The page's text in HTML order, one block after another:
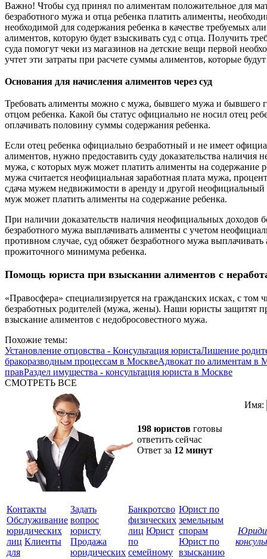
Важно! Чтобы суд принял по алиментам положительное для
безработного мужа и отца ребенка платить алименты,
необходимой для содержания ребенка в качестве требуемых
алиментов, которую будет взыскивать суд с отца. Получить
суда помогут чеки из магазинов на детские вещи первой
учтет эти затраты при расчете суммы алиментов, которые
Основания для начисления алиментов через суд
Требовать алименты можно с мужа, бывшего мужа и бывшего
отцом ребенка. Какой бы статус официально не носил отец
оплачивать половину суммы содержания ребенка.
Если отец ребенка официально безработный и не имеет
алиментов, нужно предоставить суду доказательства наличия
мужа, с которых муж может платить алименты на содержание
мужа считается неофициальная заработная плата мужа,
сдача мужем недвижимости в аренду и другой неофициальный
муж может платить алименты на содержание ребенка.
При наличии доказательств наличия неофициальных доходов
безработного мужа выплачивать алименты с учетом
противном случае, суд обяжет безработного мужа
прожиточного минимума ребенка.
Помощь юриста при взыскании алиментов с
«Правосфера» специализируется на гражданских исках, с том
безработных родителей (мужа, жены). Наши юристы защитят
взыскание алиментов с недобросовестного мужа.
Похожие темы:
Установление отцовства - Консультация юристаЛишение
бракоразводным процессам в МосквеАдвокат по алиментам в
правРаздел имущества - консультация юриста в Москве
СМОТРЕТЬ ВСЕ
198 юристов готовы
ответить сейчас
Ответ за 12 минут
Имя:
Контакты
Обслуживание
юридических
лиц Клиенты
для
Задать
вопрос
юристу
Продажа
юридических
Банкротсво
физических
лиц Юрист
по
семейному
Юрист по
земельным
спорам
Юрист по
взысканию